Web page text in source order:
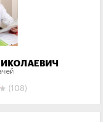
(108)